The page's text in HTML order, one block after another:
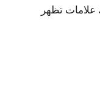
علامات تظهر